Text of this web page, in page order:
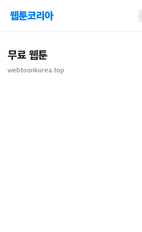
웹툰코리아
무료 웹툰
webtoonkorea.top